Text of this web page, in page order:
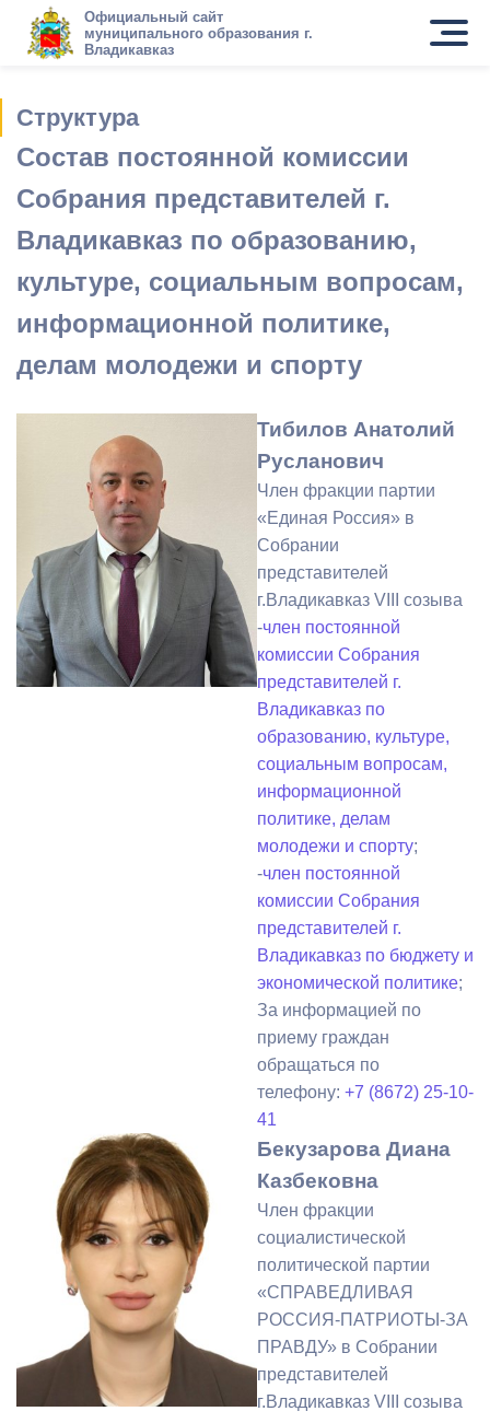
Официальный сайт
муниципального образования г.
Владикавказ
Структура
Состав постоянной комиссии
Собрания представителей г.
Владикавказ по образованию,
культуре, социальным вопросам,
информационной политике,
делам молодежи и спорту
Тибилов Анатолий
Русланович
Член фракции партии
«Единая Россия» в
Собрании
представителей
г.Владикавказ VIII созыва
-член постоянной
комиссии Собрания
представителей г.
Владикавказ по
образованию, культуре,
социальным вопросам,
информационной
политике, делам
молодежи и спорту;
-член постоянной
комиссии Собрания
представителей г.
Владикавказ по бюджету и
экономической политике;
За информацией по
приему граждан
обращаться по
телефону: +7 (8672) 25-10-
41
Бекузарова Диана
Казбековна
Член фракции
социалистической
политической партии
«СПРАВЕДЛИВАЯ
РОССИЯ-ПАТРИОТЫ-ЗА
ПРАВДУ» в Собрании
представителей
г.Владикавказ VIII созыва